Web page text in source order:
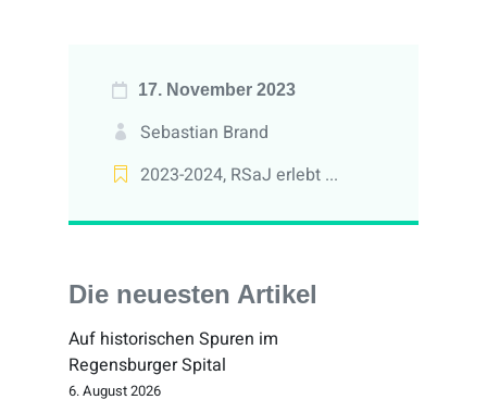
17. November 2023
Sebastian Brand
2023-2024, RSaJ erlebt ...
Die neuesten Artikel
Auf historischen Spuren im
Regensburger Spital
6. August 2026